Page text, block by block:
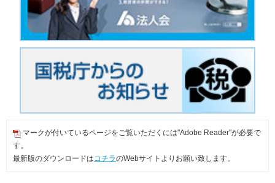
マークが付いているページをご覧いただくには"Adobe Reader"が必要で
す。
最新版のダウンロードはコチラのWebサイトよりお願い致します。